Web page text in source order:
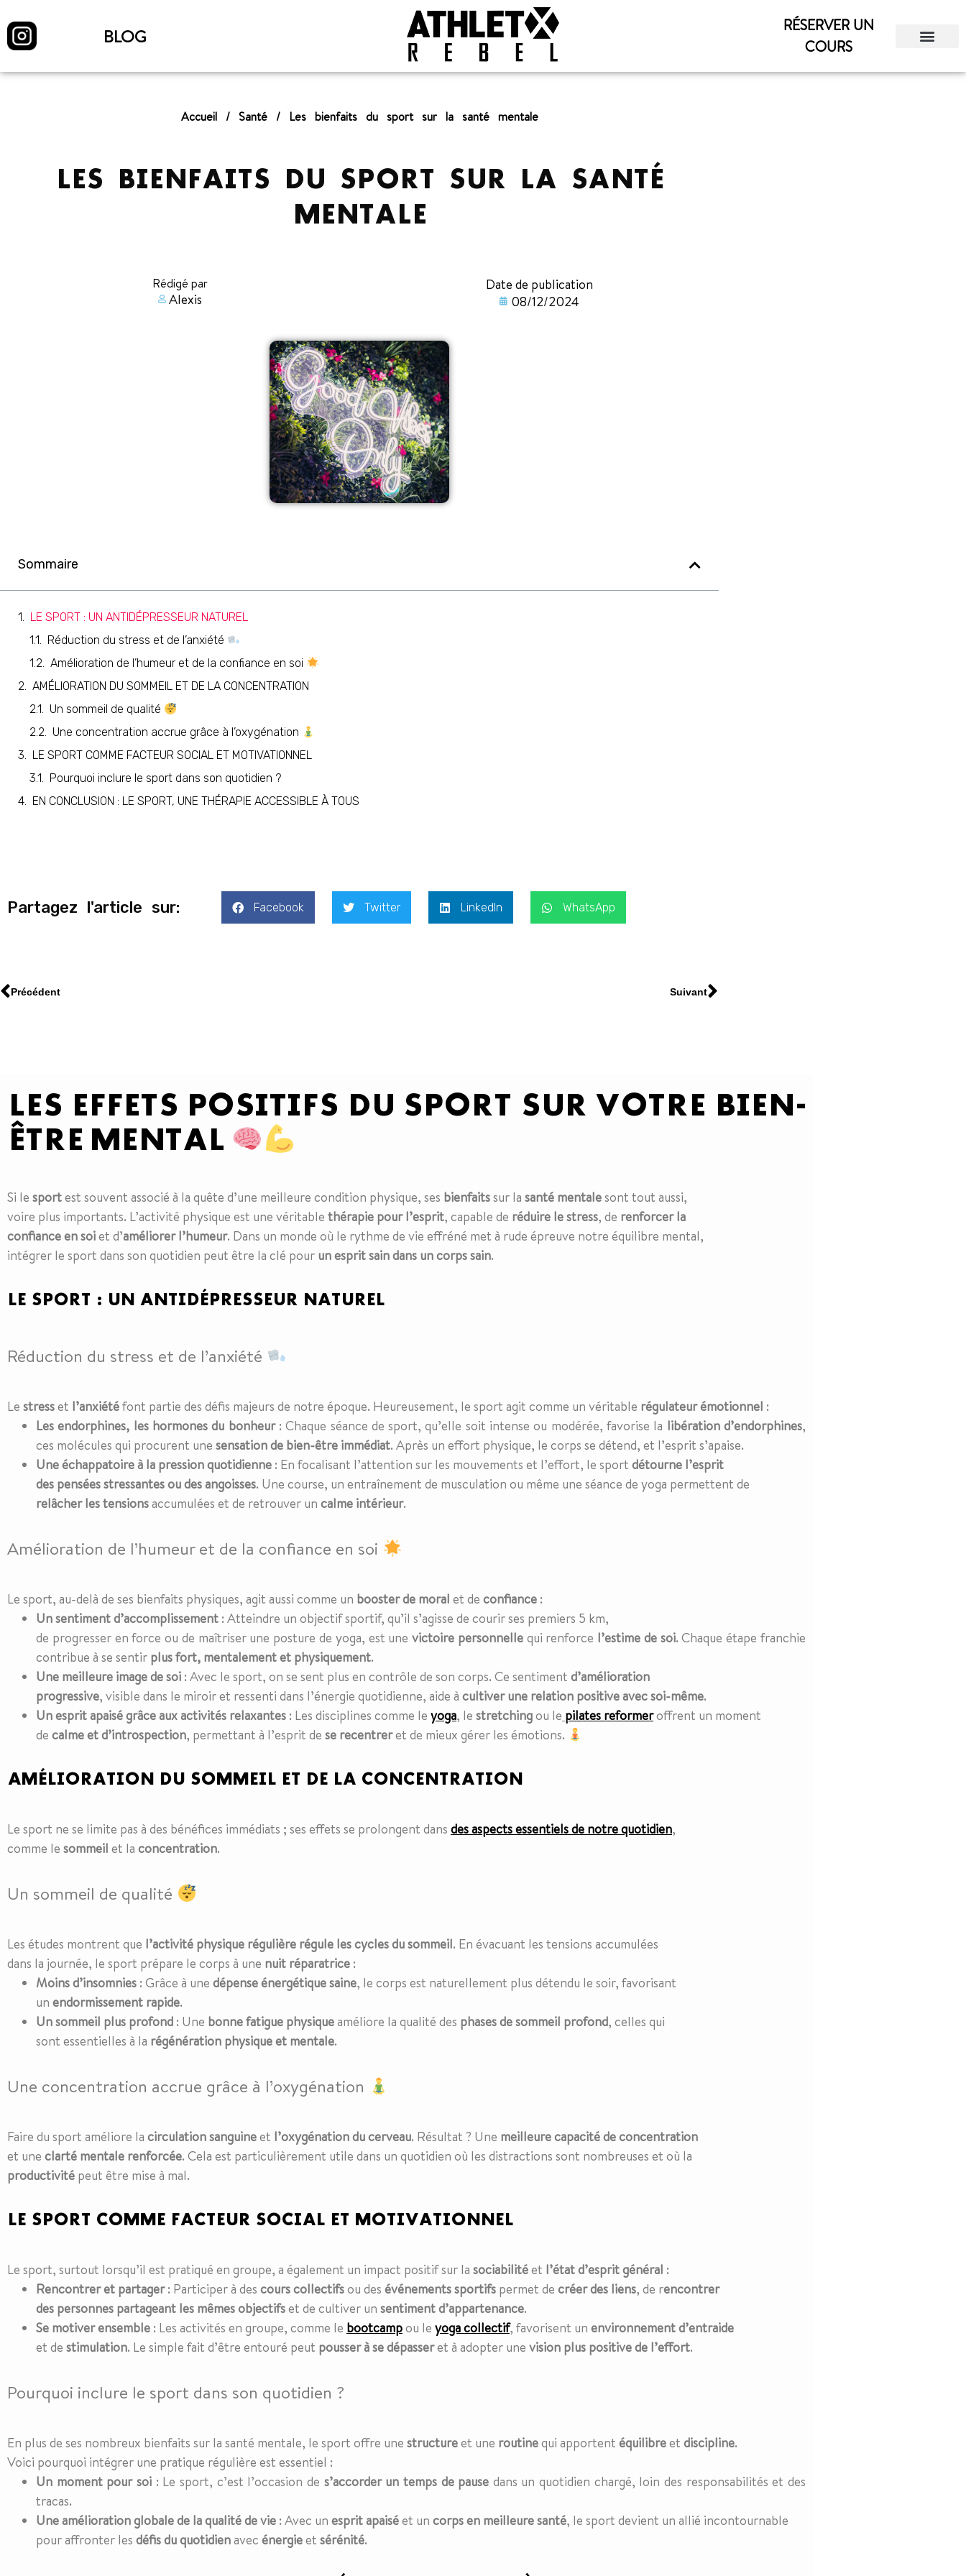
BLOG
RÉSERVER UN
COURS
Accueil/ Santé/ Les bienfaits du sport sur la santé mentale
LES BIENFAITS DU SPORT SUR LA SANTÉ
MENTALE
Rédigé par
Alexis
Date de publication
08/12/2024
Sommaire
LE SPORT : UN ANTIDÉPRESSEUR NATUREL
Réduction du stress et de l’anxiété
Amélioration de l’humeur et de la confiance en soi
AMÉLIORATION DU SOMMEIL ET DE LA CONCENTRATION
Un sommeil de qualité
Une concentration accrue grâce à l’oxygénation
LE SPORT COMME FACTEUR SOCIAL ET MOTIVATIONNEL
Pourquoi inclure le sport dans son quotidien ?
EN CONCLUSION : LE SPORT, UNE THÉRAPIE ACCESSIBLE À TOUS
Partagez l'article sur: Facebook Twitter LinkedIn WhatsApp
Précédent Suivant
LES EFFETS POSITIFS DU SPORT SUR VOTRE BIEN-
ÊTRE MENTAL
Si le sportest souvent associé à la quête d’une meilleure condition physique, ses bienfaitssur la santé mentalesont tout aussi,
voire plus importants. L’activité physique est une véritable thérapie pour l’esprit, capable de réduire le stress, de renforcer la
confiance en soiet d’améliorer l’humeur. Dans un monde où le rythme de vie effréné met à rude épreuve notre équilibre mental,
intégrer le sport dans son quotidien peut être la clé pour un esprit sain dans un corps sain.
LE SPORT : UN ANTIDÉPRESSEUR NATUREL
Réduction du stress et de l’anxiété
Le stresset l’anxiétéfont partie des défis majeurs de notre époque. Heureusement, le sport agit comme un véritable régulateur émotionnel :
Les endorphines, les hormones du bonheur: Chaque séance de sport, qu’elle soit intense ou modérée, favorise la libération d’endorphines,
ces molécules qui procurent une sensation de bien-être immédiat. Après un effort physique, le corps se détend, et l’esprit s’apaise.
Une échappatoire à la pression quotidienne : En focalisant l’attention sur les mouvements et l’effort, le sport détourne l’esprit
des pensées stressantes ou des angoisses. Une course, un entraînement de musculation ou même une séance de yoga permettent de
relâcher les tensionsaccumulées et de retrouver un calme intérieur.
Amélioration de l’humeur et de la confiance en soi
Le sport, au-delà de ses bienfaits physiques, agit aussi comme un booster de moral et de confiance :
Un sentiment d’accomplissement : Atteindre un objectif sportif, qu’il s’agisse de courir ses premiers 5 km,
de progresser en force ou de maîtriser une posture de yoga, est unevictoire personnellequi renforce l’estime de soi. Chaque étape franchie
contribue à se sentir plus fort, mentalement et physiquement.
Une meilleure image de soi : Avec le sport, on se sent plus en contrôle de son corps. Ce sentiment d’amélioration
progressive, visible dans le miroir et ressenti dans l’énergie quotidienne, aide à cultiver une relation positive avec soi-même.
Un esprit apaisé grâce aux activités relaxantes : Les disciplines comme le yoga, le stretchingou le pilates reformeroffrent un moment
de calme et d’introspection, permettant à l’esprit de se recentreret de mieux gérer les émotions.
AMÉLIORATION DU SOMMEIL ET DE LA CONCENTRATION
Le sport ne se limite pas à des bénéfices immédiats ; ses effets se prolongent dans des aspects essentiels de notre quotidien,
comme le sommeil et la concentration.
Un sommeil de qualité
Les études montrent que l’activité physique régulière régule les cycles du sommeil. En évacuant les tensions accumulées
dans la journée, le sport prépare le corps à une nuit réparatrice :
Moins d’insomnies : Grâce à une dépense énergétique saine, le corps est naturellement plus détendu le soir, favorisant
un endormissement rapide.
Un sommeil plus profond : Une bonne fatigue physiqueaméliore la qualité des phases de sommeil profond, celles qui
sont essentielles à la régénération physique et mentale.
Une concentration accrue grâce à l’oxygénation
Faire du sport améliore la circulation sanguineet l’oxygénation du cerveau. Résultat ? Une meilleure capacité de concentration
et une clarté mentale renforcée. Cela est particulièrement utile dans un quotidien où les distractions sont nombreuses et où la
productivité peut être mise à mal.
LE SPORT COMME FACTEUR SOCIAL ET MOTIVATIONNEL
Le sport, surtout lorsqu’il est pratiqué en groupe, a également un impact positif sur la sociabilitéet l’état d’esprit général :
Rencontrer et partager: Participer à des cours collectifsou des événements sportifs permet de créer des liens, de rencontrer
des personnes partageant les mêmes objectifset de cultiver un sentiment d’appartenance.
Se motiver ensemble : Les activités en groupe, comme le bootcampou le yoga collectif, favorisent un environnement d’entraide
et de stimulation. Le simple fait d’être entouré peut pousser à se dépasseret à adopter une vision plus positive de l’effort.
Pourquoi inclure le sport dans son quotidien ?
En plus de ses nombreux bienfaits sur la santé mentale, le sport offre une structureet une routinequi apportent équilibreet discipline.
Voici pourquoi intégrer une pratique régulière est essentiel :
Un moment pour soi: Le sport, c’est l’occasion de s’accorder un temps de pause dans un quotidien chargé, loin des responsabilités et des
tracas.
Une amélioration globale de la qualité de vie : Avec un esprit apaiséet un corps en meilleure santé, le sport devient un allié incontournable
pour affronter les défis du quotidienavec énergieet sérénité.